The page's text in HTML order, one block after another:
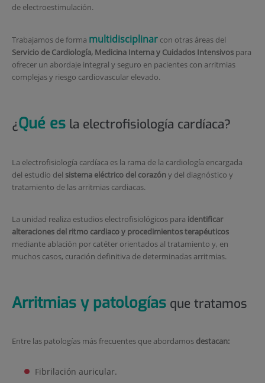
de electroestimulación.
Trabajamos de forma multidisciplinarcon otras áreas del
Servicio de Cardiología, Medicina Interna y Cuidados Intensivospara
ofrecer un abordaje integral y seguro en pacientes con arritmias
complejas y riesgo cardiovascular elevado.
¿Qué esla electrofisiología cardíaca?
La electrofisiología cardíaca es la rama de la cardiología encargada
del estudio del sistema eléctrico del corazóny del diagnóstico y
tratamiento de las arritmias cardiacas.
La unidad realiza estudios electrofisiológicos para identificar
alteraciones del ritmo cardiaco y procedimientos terapéuticos
mediante ablación por catéter orientados al tratamiento y, en
muchos casos, curación definitiva de determinadas arritmias.
Arritmias y patologíasque tratamos
Entre las patologías más frecuentes que abordamos destacan:
Fibrilación auricular.